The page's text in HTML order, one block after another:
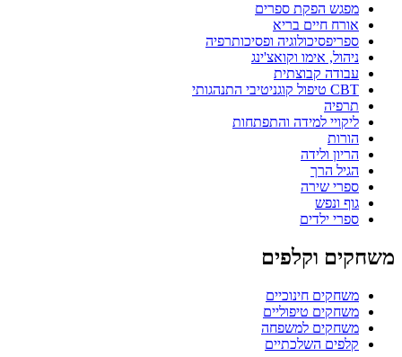
מפגש הפקת ספרים
אורח חיים בריא
ספריפסיכולוגיה ופסיכותרפיה
ניהול, אימו וקואצ'ינג
עבודה קבוצתית
CBT טיפול קוגניטיבי התנהגותי
תרפיה
ליקויי למידה והתפתחות
הורות
הריון ולידה
הגיל הרך
ספרי שירה
גוף ונפש
ספרי ילדים
משחקים וקלפים
משחקים חינוכיים
משחקים טיפוליים
משחקים למשפחה
קלפים השלכתיים